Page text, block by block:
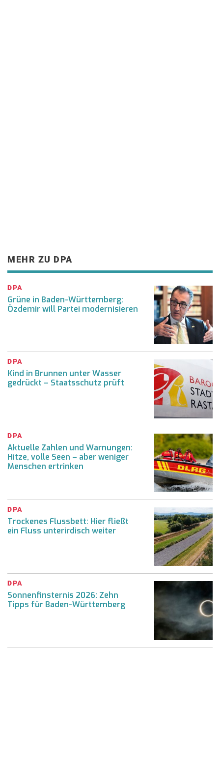
MEHR ZU DPA
DPA
Grüne in Baden-Württemberg:
Özdemir will Partei modernisieren
DPA
Kind in Brunnen unter Wasser
gedrückt – Staatsschutz prüft
DPA
Aktuelle Zahlen und Warnungen:
Hitze, volle Seen – aber weniger
Menschen ertrinken
DPA
Trockenes Flussbett: Hier fließt
ein Fluss unterirdisch weiter
DPA
Sonnenfinsternis 2026: Zehn
Tipps für Baden-Württemberg